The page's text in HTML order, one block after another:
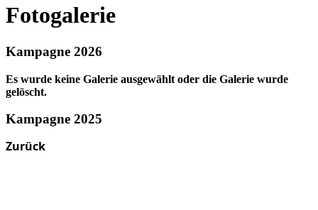
Fotogalerie
Kampagne 2026
Es wurde keine Galerie ausgewählt oder die Galerie wurde
gelöscht.
Kampagne 2025
Zurück